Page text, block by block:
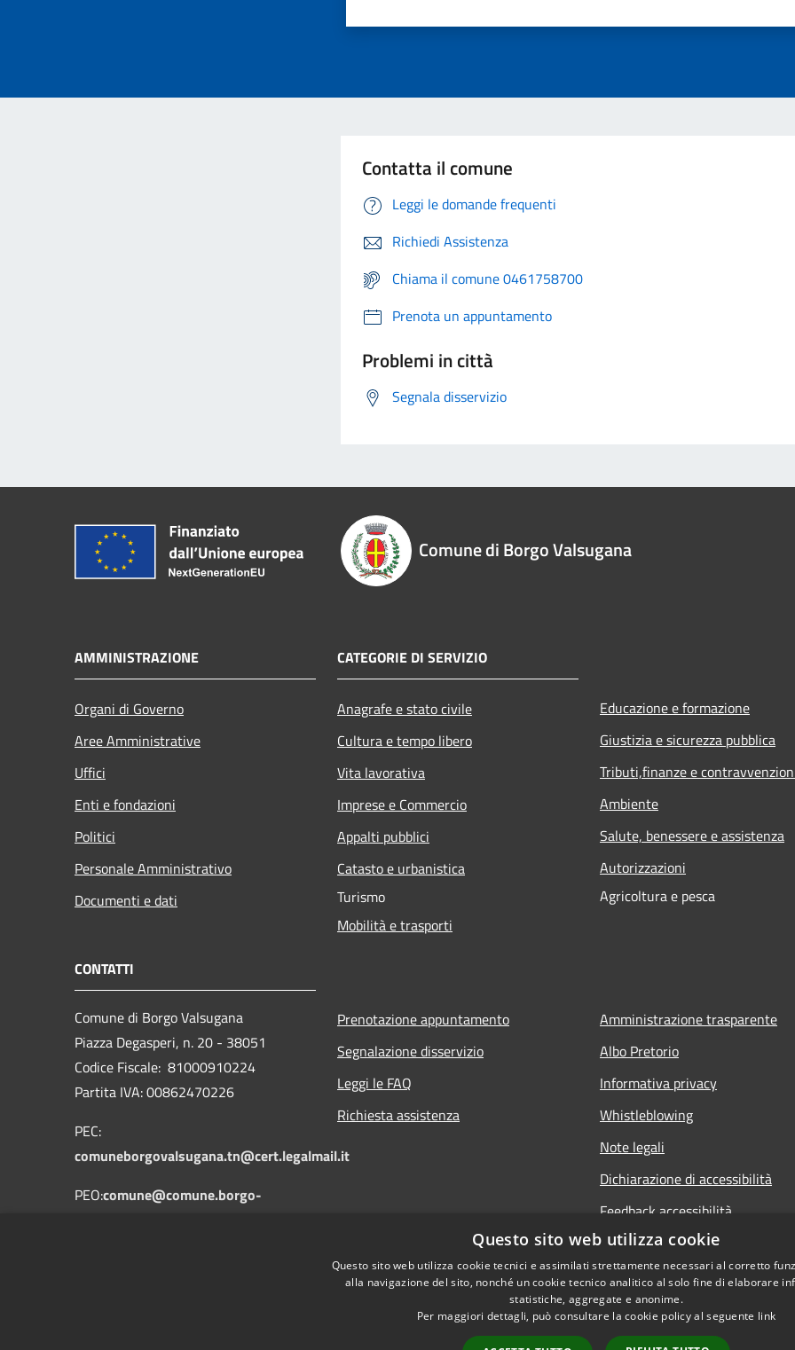
Contatta il comune
Leggi le domande frequenti
Richiedi Assistenza
Chiama il comune 0461758700
Prenota un appuntamento
Problemi in città
Segnala disservizio
Comune di Borgo Valsugana
AMMINISTRAZIONE
Organi di Governo
Aree Amministrative
Uffici
Enti e fondazioni
Politici
Personale Amministrativo
Documenti e dati
CATEGORIE DI SERVIZIO
Anagrafe e stato civile
Cultura e tempo libero
Vita lavorativa
Imprese e Commercio
Appalti pubblici
Catasto e urbanistica
Turismo
Mobilità e trasporti
Educazione e formazione
Giustizia e sicurezza pubblica
Tributi,finanze e
Ambiente
Salute, benessere e assistenza
Autorizzazioni
Agricoltura e pesca
CONTATTI
Comune di Borgo Valsugana
Piazza Degasperi, n. 20 - 38051
Codice Fiscale: 81000910224
Partita IVA: 00862470226
PEC:
comuneborgovalsugana.tn@cert.legalmail.it
PEO:comune@comune.borgo-
Prenotazione appuntamento
Segnalazione disservizio
Leggi le FAQ
Richiesta assistenza
Amministrazione trasparente
Albo Pretorio
Informativa privacy
Whistleblowing
Note legali
Dichiarazione di accessibilità
Feedback accessibilità
Questo sito web utilizza cookie
Questo sito web utilizza cookie tecnici e assimilati strettamente necessari al corretto
alla navigazione del sito, nonché un cookie tecnico analitico al solo fine di elaborare
statistiche, aggregate e anonime.
Per maggiori dettagli, può consultare la cookie policy al seguente link